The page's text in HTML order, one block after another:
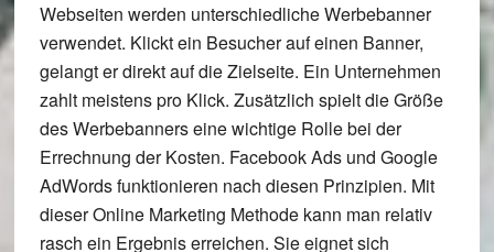
Webseiten werden unterschiedliche Werbebanner
verwendet. Klickt ein Besucher auf einen Banner,
gelangt er direkt auf die Zielseite. Ein Unternehmen
zahlt meistens pro Klick. Zusätzlich spielt die Größe
des Werbebanners eine wichtige Rolle bei der
Errechnung der Kosten. Facebook Ads und Google
AdWords funktionieren nach diesen Prinzipien. Mit
dieser Online Marketing Methode kann man relativ
rasch ein Ergebnis erreichen. Sie eignet sich